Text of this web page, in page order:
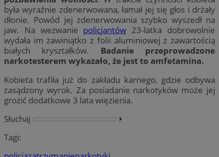
była wyraźnie zdenerwowana, łamał jej się głos i drżały
dłonie. Powód jej zdenerwowania szybko wyszedł na
jaw. Na wezwanie policjantów 23-latka dobrowolnie
wydała im zawiniątko z folii aluminiowej z zawartością
białych kryształków.
Badanie przeprowadzone
narkotesterem wykazało, że jest to amfetamina.
Kobieta trafiła już do zakładu karnego, gdzie odbywa
zasądzony wyrok. Za posiadanie narkotyków może jej
grozić dodatkowe 3 lata więzienia.
Słuchaj
⏵︎
Tagi: